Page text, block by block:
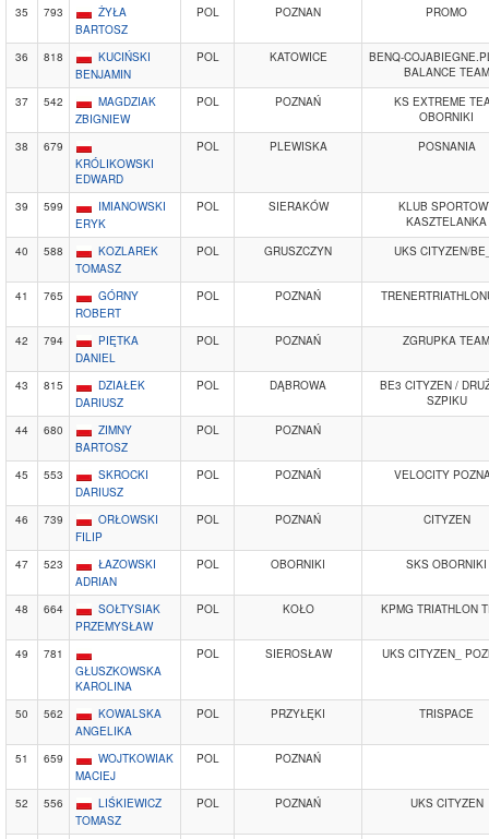
35 793
ŻYŁA
BARTOSZ
POL POZNAN PROMO
36 818
KUCIŃSKI
BENJAMIN
POL KATOWICE
BENQ-
BALANCE TEAM
37
542
MAGDZIAK
ZBIGNIEW
POL POZNAŃ
KS EXTREME
OBORNIKI
38
679
KRÓLIKOWSKI
EDWARD
POL PLEWISKA POSNANIA
39 599
IMIANOWSKI
ERYK
POL SIERAKÓW
KLUB
KASZTELANKA
40
588
KOZLAREK
TOMASZ
POL GRUSZCZYN UKS CITYZEN/
41 765
GÓRNY
ROBERT
POL POZNAŃ
42 794
PIĘTKA
DANIEL
POL POZNAŃ ZGRUPKA TEAM
43 815
DZIAŁEK
DARIUSZ
POL DĄBROWA
BE3 CITYZEN /
SZPIKU
44
680
ZIMNY
BARTOSZ
POL POZNAŃ
45 553
SKROCKI
DARIUSZ
POL POZNAŃ VELOCITY
46 739
ORŁOWSKI
FILIP
POL POZNAŃ CITYZEN
47 523
ŁAZOWSKI
ADRIAN
POL OBORNIKI SKS OBORNIKI
48 664
SOŁTYSIAK
PRZEMYSŁAW
POL KOŁO KPMG TRIATHLON
49
781
GŁUSZKOWSKA
KAROLINA
POL SIEROSŁAW UKS CITYZEN_
50 562
KOWALSKA
ANGELIKA
POL PRZYŁĘKI TRISPACE
51 659
WOJTKOWIAK
MACIEJ
POL POZNAŃ
52 556
LIŚKIEWICZ
TOMASZ
POL POZNAŃ UKS CITYZEN